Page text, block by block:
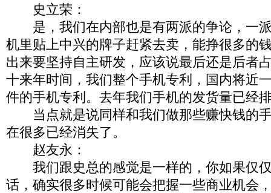
史立荣：
是，我们在内部也是有两派的争论，一
机里贴上中兴的牌子赶紧去卖，能挣很多的
出来要坚持自主研发，应该说最后还是后者
十来年时间，我们整个手机专利，国内将近
件的手机专利。去年我们手机的发货量已经
当点就是说同样和我们做那些赚快钱的
在很多已经消失了。
赵友永：
我们跟史总的感觉是一样的，你如果仅
话，确实很多时候可能会把握一些商业机会